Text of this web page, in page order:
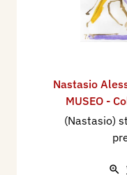
Nastasio
MUSEO -
(Nastasio)